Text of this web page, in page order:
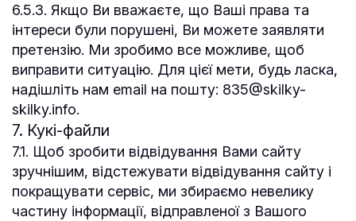
6.5.3. Якщо Ви вважаєте, що Ваші права та
інтереси були порушені, Ви можете заявляти
претензію. Ми зробимо все можливе, щоб
виправити ситуацію. Для цієї мети, будь ласка,
надішліть нам email на пошту: 835@skilky-
skilky.info.
7. Кукі-файли
7.1. Щоб зробити відвідування Вами сайту
зручнішим, відстежувати відвідування сайту і
покращувати сервіс, ми збираємо невелику
частину інформації, відправленої з Вашого